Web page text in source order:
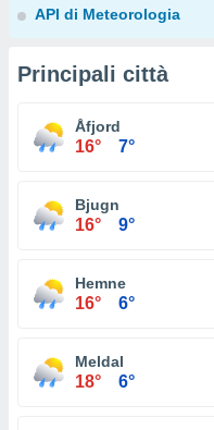
API di Meteorologia
Principali città
Åfjord
16° 7°
Bjugn
16° 9°
Hemne
16° 6°
Meldal
18° 6°